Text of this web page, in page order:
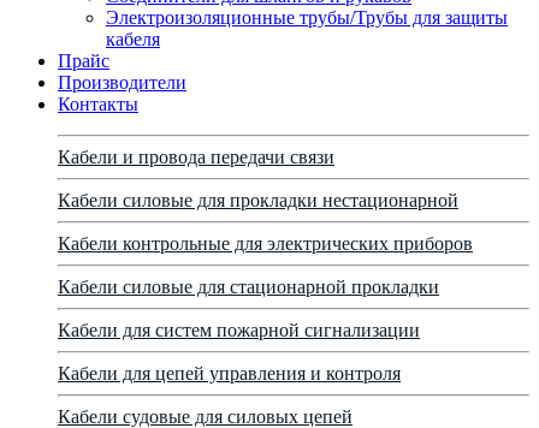
Электроизоляционные трубы/Трубы для защиты
кабеля
Прайс
Производители
Контакты
Кабели и провода передачи связи
Кабели силовые для прокладки нестационарной
Кабели контрольные для электрических приборов
Кабели силовые для стационарной прокладки
Кабели для систем пожарной сигнализации
Кабели для цепей управления и контроля
Кабели судовые для силовых цепей